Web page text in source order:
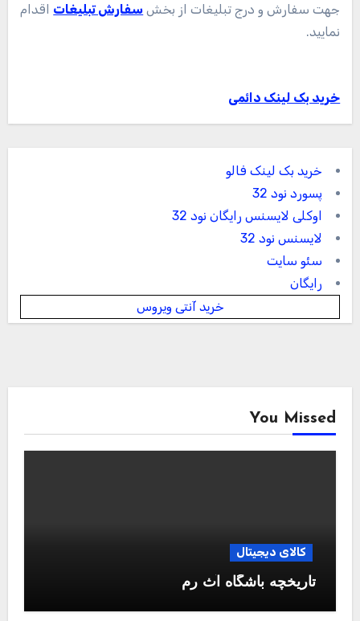
جهت سفارش و درج تبلیغات از بخش سفارش تبلیغات اقدام
نمایید.
خرید بک لینک دائمی
خرید بک لینک فالو
پسورد نود 32
اوکلی لایسنس رایگان نود 32
لایسنس نود 32
سئو سایت
رایگان
خرید آنتی ویروس
You Missed
کالای دیجیتال
تاریخچه باشگاه آث رم